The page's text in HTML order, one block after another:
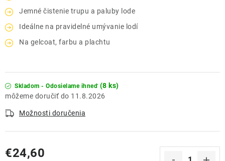
Jemné čistenie trupu a paluby lode
Ideálne na pravidelné umývanie lodí
Na gelcoat, farbu a plachtu
Skladom - Odosielame ihneď (8 ks)
11.8.2026
Možnosti doručenia
€24,60